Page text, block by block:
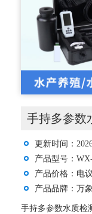
手持多参数
更新时间：
产品型号：
产品价格：电议
产品品牌：万
手持多参数水质检